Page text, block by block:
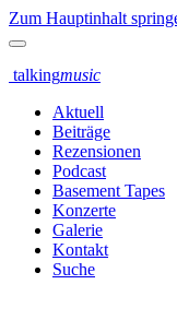
Zum Hauptinhalt
talkingmusic
Aktuell
Beiträge
Rezensionen
Podcast
Basement Tapes
Konzerte
Galerie
Kontakt
Suche